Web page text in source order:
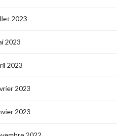
2023
2023
2023
2023
2023